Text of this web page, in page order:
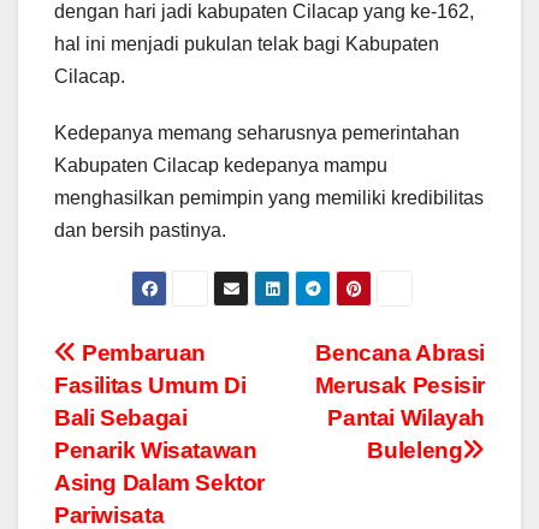
dengan hari jadi kabupaten Cilacap yang ke-162,
hal ini menjadi pukulan telak bagi Kabupaten
Cilacap.
Kedepanya memang seharusnya pemerintahan
Kabupaten Cilacap kedepanya mampu
menghasilkan pemimpin yang memiliki kredibilitas
dan bersih pastinya.
Navigasi
pos
Bencana Abrasi
Merusak Pesisir
Pantai Wilayah
Buleleng
Pembaruan
Fasilitas Umum Di
Bali Sebagai
Penarik Wisatawan
Asing Dalam Sektor
Pariwisata